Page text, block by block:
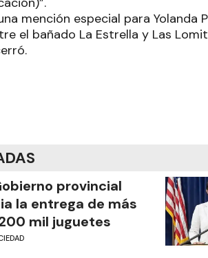
mención especial para Yolanda
el bañado La Estrella y Las
provincial
la entrega de más
mil juguetes